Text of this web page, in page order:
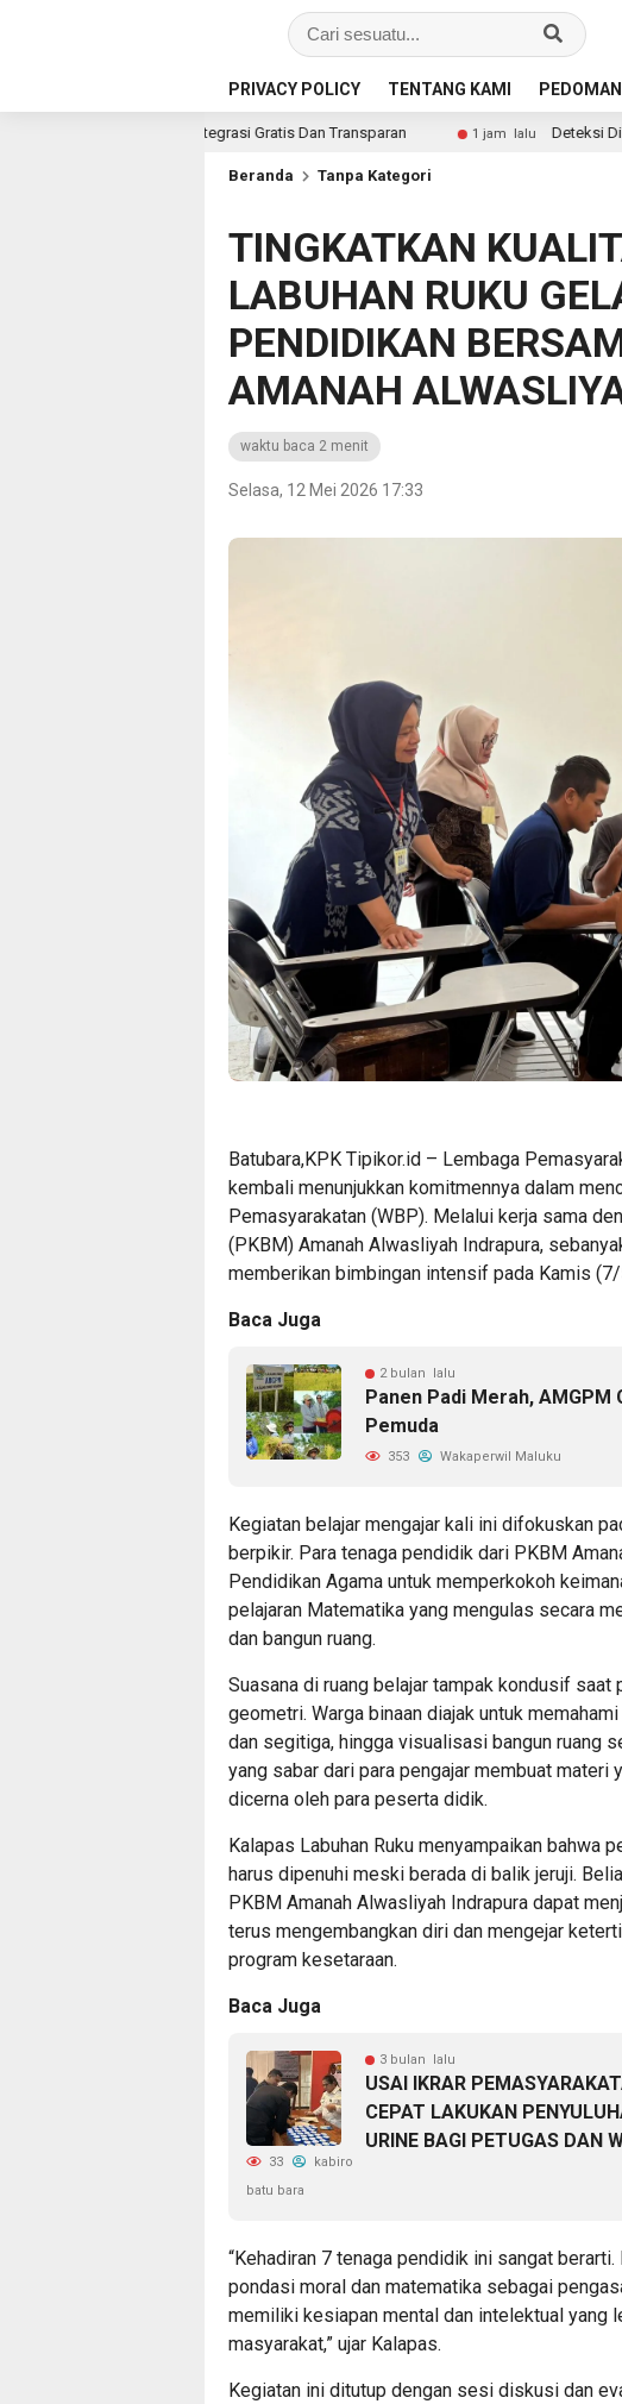
PRIVACY POLICY TENTANG KAMI
Integrasi Gratis Dan Transparan 1 jam lalu Deteksi Dini Gangguan
Beranda Tanpa Kategori
TINGKATKAN
LABUHAN RUKU
PENDIDIKAN
AMANAH
waktu baca 2 menit
Selasa, 12 Mei 2026 17:33
Batubara,KPK Tipikor.id – Lembaga
kembali menunjukkan komitmennya dalam
Pemasyarakatan (WBP). Melalui kerja sama
(PKBM) Amanah Alwasliyah Indrapura,
memberikan bimbingan intensif pada Kamis
Baca Juga
2 bulan lalu
Panen Padi Merah,
Pemuda
353 Wakaperwil Maluku
Kegiatan belajar mengajar kali ini difokuskan
berpikir. Para tenaga pendidik dari PKBM
Pendidikan Agama untuk memperkokoh
pelajaran Matematika yang mengulas secara
dan bangun ruang.
Suasana di ruang belajar tampak kondusif
geometri. Warga binaan diajak untuk
dan segitiga, hingga visualisasi bangun ruang
yang sabar dari para pengajar membuat
dicerna oleh para peserta didik.
Kalapas Labuhan Ruku menyampaikan bahwa
harus dipenuhi meski berada di balik jeruji.
PKBM Amanah Alwasliyah Indrapura dapat
terus mengembangkan diri dan mengejar
program kesetaraan.
Baca Juga
3 bulan lalu
USAI IKRAR
CEPAT LAKUKAN
URINE BAGI PETUGAS DAN
33
kabiro
batu bara
“Kehadiran 7 tenaga pendidik ini sangat
pondasi moral dan matematika sebagai
memiliki kesiapan mental dan intelektual yang
masyarakat,” ujar Kalapas.
Kegiatan ini ditutup dengan sesi diskusi dan